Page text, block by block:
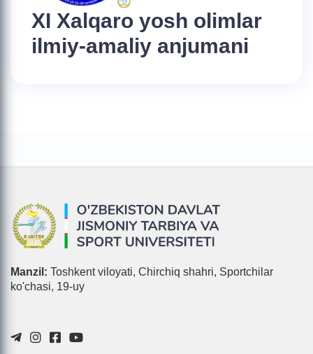
XI Xalqaro yosh olimlar
ilmiy-amaliy anjumani
Manzil: Toshkent viloyati, Chirchiq shahri, Sportchilar
ko'chasi, 19-uy